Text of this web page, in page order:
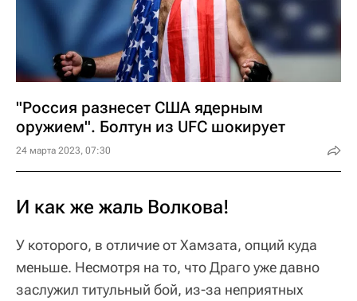
"Россия разнесет США ядерным
оружием". Болтун из UFC шокирует
24 марта 2023, 07:30
И как же жаль Волкова!
У которого, в отличие от Хамзата, опций куда
меньше. Несмотря на то, что Драго уже давно
заслужил титульный бой, из-за неприятных